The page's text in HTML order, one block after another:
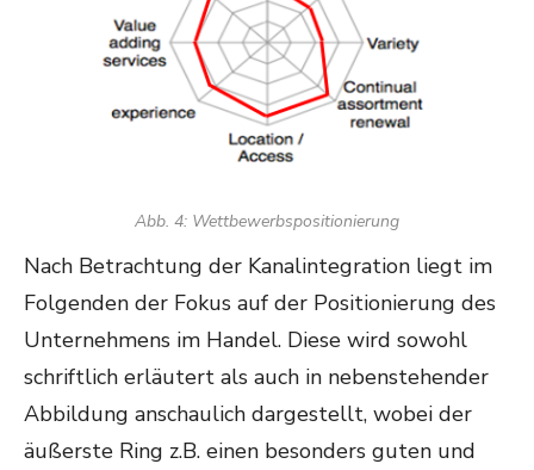
Abb. 4: Wettbewerbspositionierung
Nach Betrachtung der Kanalintegration liegt im
Folgenden der Fokus auf der Positionierung des
Unternehmens im Handel. Diese wird sowohl
schriftlich erläutert als auch in nebenstehender
Abbildung anschaulich dargestellt, wobei der
äußerste Ring z.B. einen besonders guten und